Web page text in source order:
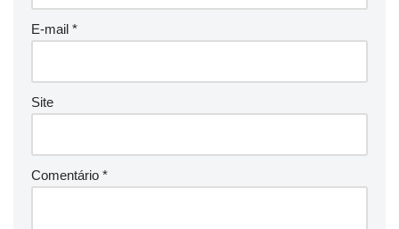
E-mail *
Site
Comentário *